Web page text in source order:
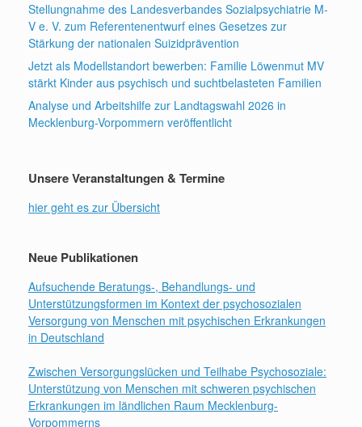
Stellungnahme des Landesverbandes Sozialpsychiatrie M-
V e. V. zum Referentenentwurf eines Gesetzes zur
Stärkung der nationalen Suizidprävention
Jetzt als Modellstandort bewerben: Familie Löwenmut MV
stärkt Kinder aus psychisch und suchtbelasteten Familien
Analyse und Arbeitshilfe zur Landtagswahl 2026 in
Mecklenburg-Vorpommern veröffentlicht
Unsere Veranstaltungen & Termine
hier geht es zur Übersicht
Neue Publikationen
Aufsuchende Beratungs-, Behandlungs- und
Unterstützungsformen im Kontext der psychosozialen
Versorgung von Menschen mit psychischen Erkrankungen
in Deutschland
Zwischen Versorgungslücken und Teilhabe Psychosoziale:
Unterstützung von Menschen mit schweren psychischen
Erkrankungen im ländlichen Raum Mecklenburg-
Vorpommerns